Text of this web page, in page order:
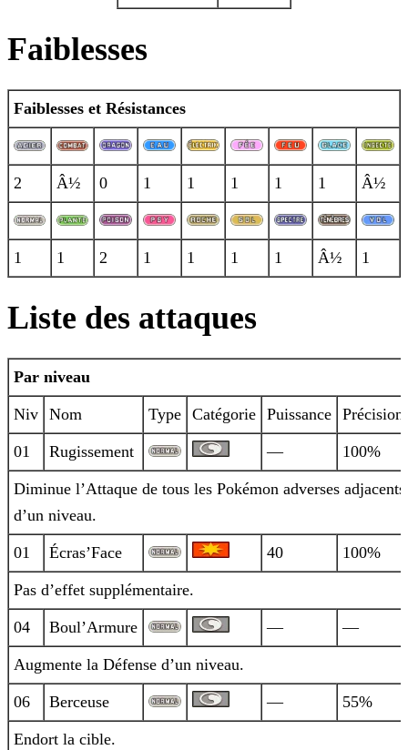
Faiblesses
Faiblesses et Résistances
2 Â½ 0 1 1 1 1 1 Â½
1 1 2 1 1 1 1 Â½ 1
Liste des attaques
Par niveau
Niv Nom Type Catégorie Puissance Précision
01 Rugissement — 100%
Diminue l’Attaque de tous les Pokémon adverses adjacents
d’un niveau.
01 Écras’Face 40 100%
Pas d’effet supplémentaire.
04 Boul’Armure — —
Augmente la Défense d’un niveau.
06 Berceuse — 55%
Endort la cible.